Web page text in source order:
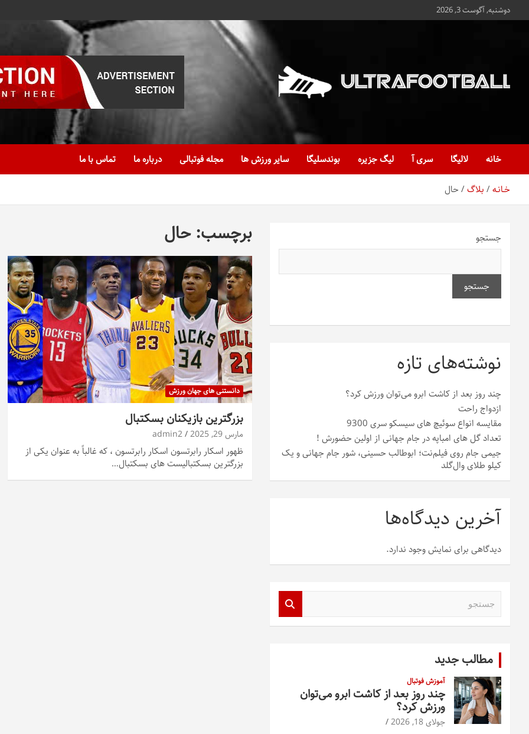
محتوا
دوشنبه, آگوست 3, 2026
Ultrafootball
خانه
لالیگا سری آ لیگ جزیره بوندسلیگا سایر ورزش ها مجله فوتبالی درباره ما تماس با ما
خـانـه بلاگ حال
برچسب:حال
دانستنی های جهان ورزش
بزرگترین بازیکنان بسکتبال
مارس 29, 2025 admin2
ظهور اسکار رابرتسون اسکار رابرتسون ، که غالباً به عنوان یکی از
بزرگترین بسکتبالیست های بسکتبال…
جستجو
جستجو
نوشته‌های تازه
چند روز بعد از کاشت ابرو می‌توان ورزش کرد؟
ازدواج راحت
مقایسه انواع سوئیچ های سیسکو سری 9300
تعداد گل های امباپه در جام جهانی از اولین حضورش !
جیمی جام روی فیلم‌نت؛ ابوطالب حسینی، شور جام جهانی و یک
کیلو طلای وال‌گلد
آخرین دیدگاه‌ها
دیدگاهی برای نمایش وجود ندارد.
مطالب جدید
آموزش فوتبال
چند روز بعد از کاشت ابرو می‌توان
ورزش کرد؟
جولای 18, 2026